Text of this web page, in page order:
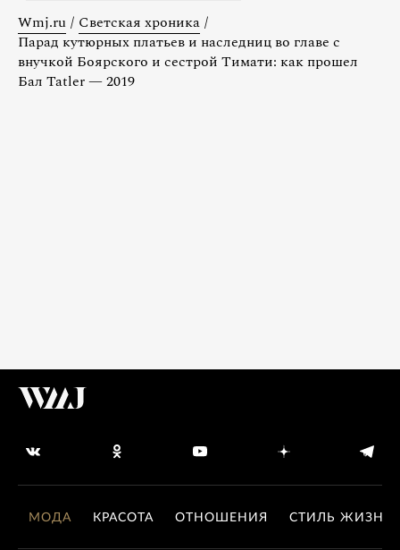
Wmj.ru / Светская хроника /
Парад кутюрных платьев и наследниц во главе с
внучкой Боярского и сестрой Тимати: как прошел
Бал Tatler — 2019
МОДА КРАСОТА ОТНОШЕНИЯ СТИЛЬ ЖИЗНИ